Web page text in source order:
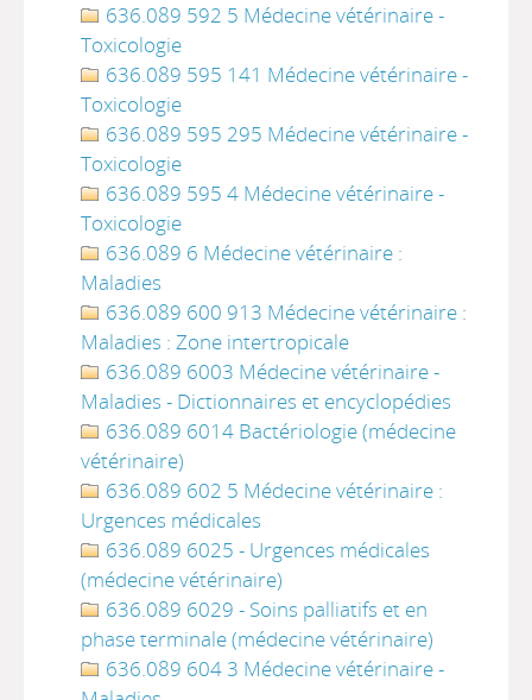
636.089 592 5 Médecine vétérinaire -
Toxicologie
636.089 595 141 Médecine vétérinaire -
Toxicologie
636.089 595 295 Médecine vétérinaire -
Toxicologie
636.089 595 4 Médecine vétérinaire -
Toxicologie
636.089 6 Médecine vétérinaire :
Maladies
636.089 600 913 Médecine vétérinaire :
Maladies : Zone intertropicale
636.089 6003 Médecine vétérinaire -
Maladies - Dictionnaires et encyclopédies
636.089 6014 Bactériologie (médecine
vétérinaire)
636.089 602 5 Médecine vétérinaire :
Urgences médicales
636.089 6025 - Urgences médicales
(médecine vétérinaire)
636.089 6029 - Soins palliatifs et en
phase terminale (médecine vétérinaire)
636.089 604 3 Médecine vétérinaire -